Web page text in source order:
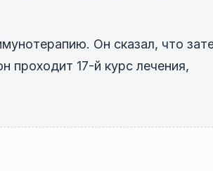
Он сказал, что
проходит 17-й курс лечения,